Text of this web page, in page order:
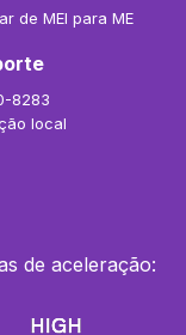
de MEI para ME
8283
local
de aceleração: